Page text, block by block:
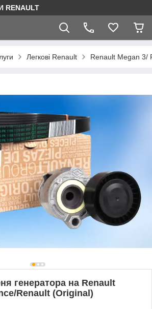
Легкові Renault Renault Megan 3/
генератора на Renault
Renault (Original)